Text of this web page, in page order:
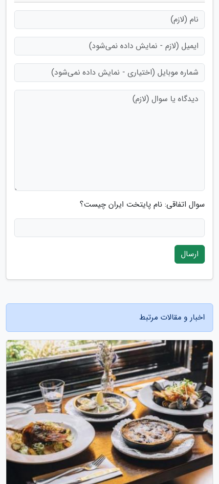
سوال اتفاقی: نام پایتخت ایران چیست؟
ارسال
اخبار و مقالات مرتبط